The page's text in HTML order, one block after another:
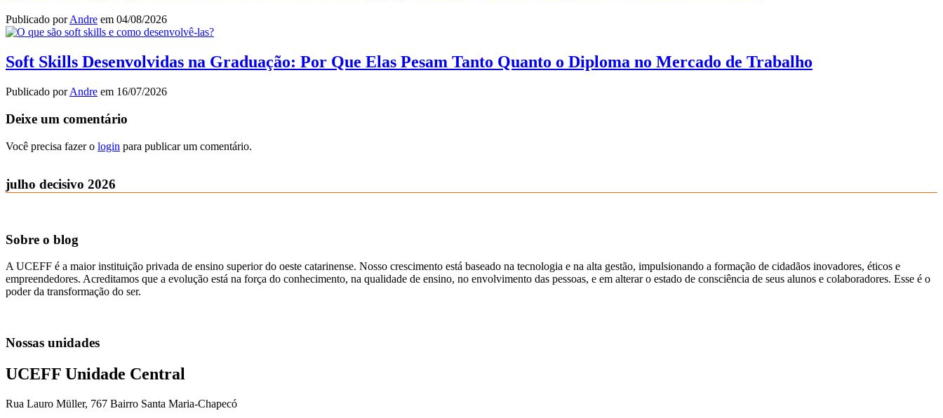
Publicado porAndre em 04/08/2026
Soft Skills Desenvolvidas na Graduação: Por Que Elas Pesam Tanto Quanto o Diploma no Mercado de Trabalho
Publicado porAndre em 16/07/2026
Deixe um comentário
Você precisa fazer o login para publicar um comentário.
julho decisivo 2026
Sobre o blog
A UCEFF é a maior instituição privada de ensino superior do oeste catarinense. Nosso crescimento está baseado na tecnologia e na alta gestão, impulsionando a formação de cidadãos inovadores, éticos e
empreendedores. Acreditamos que a evolução está na força do conhecimento, na qualidade de ensino, no envolvimento das pessoas, e em alterar o estado de consciência de seus alunos e colaboradores. Esse é o
poder da transformação do ser.
Nossas unidades
UCEFF Unidade Central
Rua Lauro Müller, 767 Bairro Santa Maria-Chapecó